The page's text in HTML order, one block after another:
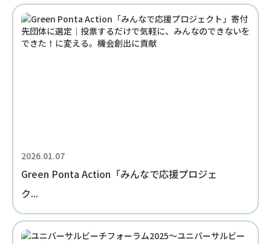
2026.01.07
Green Ponta Action「みんなで応援プロジェ
ク...